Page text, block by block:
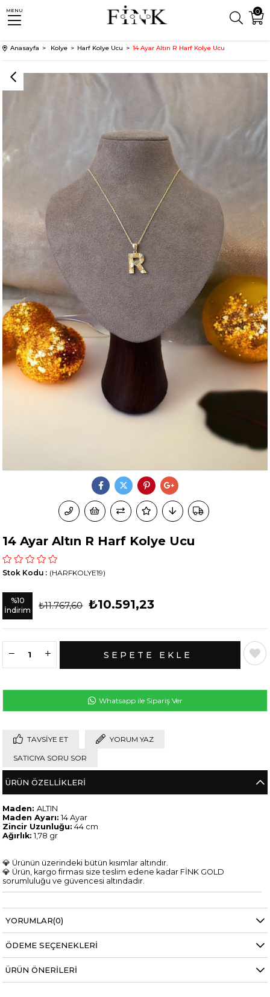
0
MENU
Anasayfa Kolye Harf Kolye Ucu 14 Ayar Altın R Harf Kolye Ucu
14 Ayar Altın R Harf Kolye Ucu
(HARFKOLYE19)
Stok Kodu
%10
İndirim
₺11.767,60 ₺10.591,23
Whatsapp ile Sipariş Ver
TAVSIYE ET YORUM YAZ
SATICIYA SORU SOR
ÜRÜN ÖZELLIKLERI
Maden:ALTIN
Maden Ayarı: 14 Ayar
Zincir Uzunluğu: 44 cm
Ağırlık: 1,78 gr
💎 Ürünün üzerindeki bütün kısımlar altındır.
💎 Ürün, kargo firması size teslim edene kadar FİNK GOLD
sorumluluğu ve güvencesi altındadır.
YORUMLAR(0)
ÖDEME SEÇENEKLERI
ÜRÜN ÖNERILERI